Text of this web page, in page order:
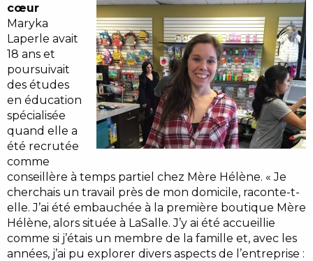
cœur
Maryka
Laperle avait
18 ans et
poursuivait
des études
en éducation
spécialisée
quand elle a
été recrutée
comme
conseillère à temps partiel chez Mère Hélène. « Je
cherchais un travail près de mon domicile, raconte-t-
elle. J’ai été embauchée à la première boutique Mère
Hélène, alors située à LaSalle. J’y ai été accueillie
comme si j’étais un membre de la famille et, avec les
années, j’ai pu explorer divers aspects de l’entreprise :